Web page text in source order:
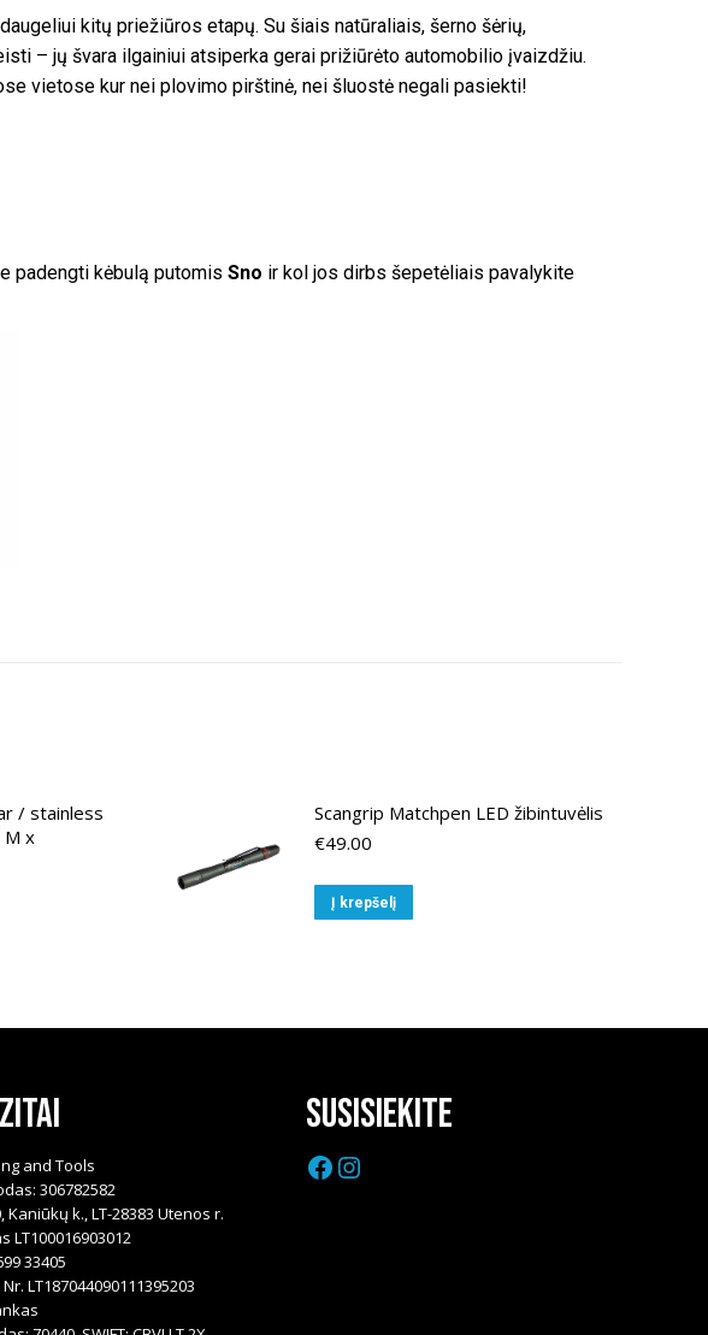
kitų priežiūros etapų. Su šiais natūraliais, šerno šėrių,
– jų švara ilgainiui atsiperka gerai prižiūrėto automobilio įvaizdžiu.
vietose kur nei plovimo pirštinė, nei šluostė negali pasiekti!
padengti kėbulą putomis Sno ir kol jos dirbs šepetėliais pavalykite
/ stainless
x
Scangrip Matchpen LED žibintuvėlis
€49.00
Į krepšelį
and Tools
306782582
Kaniūkų k., LT-28383 Utenos r.
LT100016903012
33405
LT187044090111395203
Susisiekite
Facebook
Instagram